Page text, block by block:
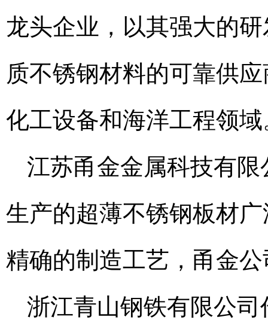
龙头企业，以其强大的
质不锈钢材料的可靠供
化工设备和海洋工程领域
江苏甬金金属科技有
生产的超薄不锈钢板材
精确的制造工艺，甬金
浙江青山钢铁有限公